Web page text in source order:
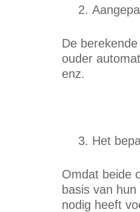
De
ouder
enz.
Het
Omdat beide
basis van
nodig heeft